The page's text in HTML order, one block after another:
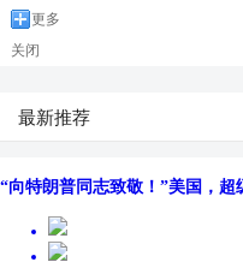
更多
关闭
最新推荐
“向特朗普同志致敬！”美国，超